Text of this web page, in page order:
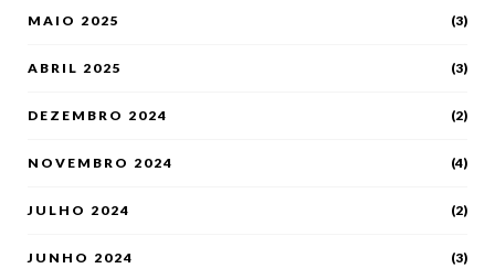
MAIO 2025 (3)
ABRIL 2025 (3)
DEZEMBRO 2024 (2)
NOVEMBRO 2024 (4)
JULHO 2024 (2)
JUNHO 2024 (3)